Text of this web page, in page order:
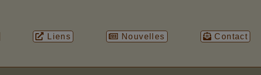
Liens Nouvelles Contact